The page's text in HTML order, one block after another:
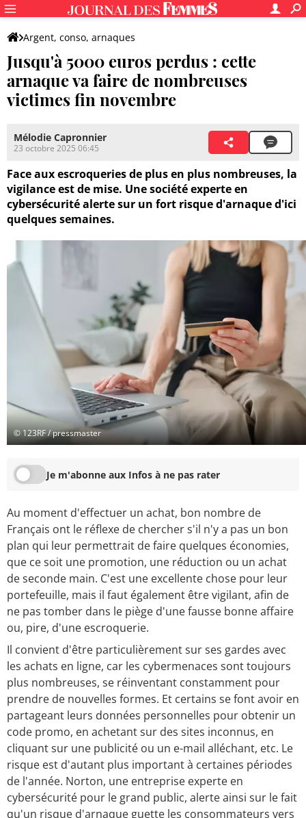
Argent, conso, arnaques
Jusqu'à 5000 euros perdus : cette
arnaque va faire de nombreuses
victimes fin novembre
Mélodie Capronnier
23 octobre 2025 06:45
Face aux escroqueries de plus en plus nombreuses, la
vigilance est de mise. Une société experte en
cybersécurité alerte sur un fort risque d'arnaque d'ici
quelques semaines.
© 123RF / pressmaster
Je m'abonne aux Infos à ne pas rater
Au moment d'effectuer un achat, bon nombre de
Français ont le réflexe de chercher s'il n'y a pas un bon
plan qui leur permettrait de faire quelques économies,
que ce soit une promotion, une réduction ou un achat
de seconde main. C'est une excellente chose pour leur
portefeuille, mais il faut également être vigilant, afin de
ne pas tomber dans le piège d'une fausse bonne affaire
ou, pire, d'une escroquerie.
Il convient d'être particulièrement sur ses gardes avec
les achats en ligne, car les cybermenaces sont toujours
plus nombreuses, se réinventant constamment pour
prendre de nouvelles formes. Et certains se font avoir en
partageant leurs données personnelles pour obtenir un
code promo, en achetant sur des sites inconnus, en
cliquant sur une publicité ou un e-mail alléchant, etc. Le
risque est d'autant plus important à certaines périodes
de l'année. Norton, une entreprise experte en
cybersécurité pour le grand public, alerte ainsi sur le fait
qu'un risque d'arnaque guette les consommateurs vers